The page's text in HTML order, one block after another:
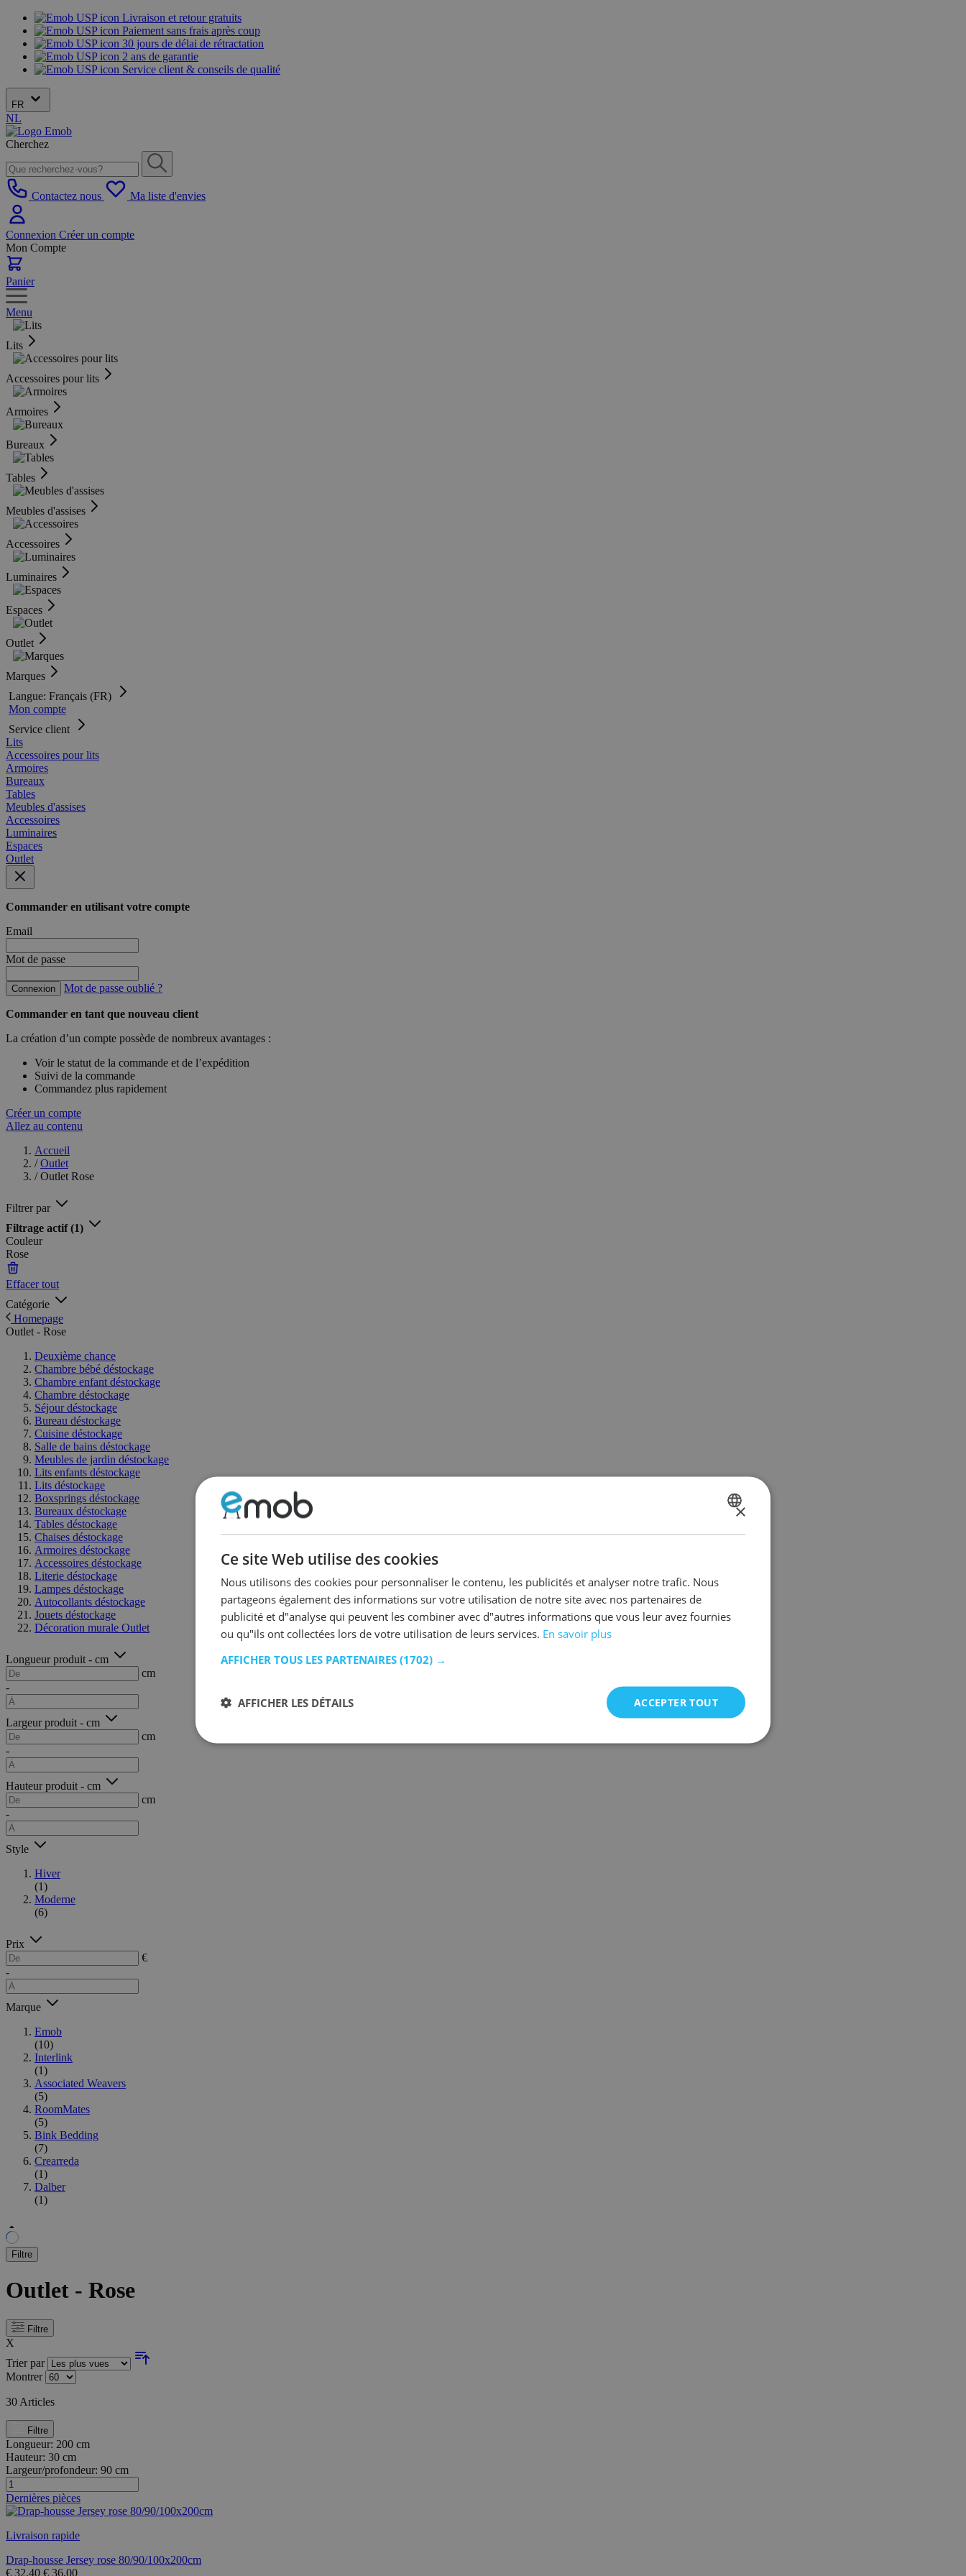
Livraison et retour gratuits
Paiement sans frais après coup
30 jours de délai de rétractation
2 ans de garantie
Service client & conseils de qualité
FR
NL
Cherchez
Contactez nous Ma liste d'envies
Connexion Créer un compte
Mon Compte
Panier
Menu
Lits
Accessoires pour lits
Armoires
Bureaux
Tables
Meubles d'assises
Accessoires
Luminaires
Espaces
Outlet
Marques
Langue: Français (FR)
Mon compte
Service client
Lits
Accessoires pour lits
Armoires
Bureaux
Tables
Meubles d'assises
Accessoires
Luminaires
Espaces
Outlet
Commander en utilisant votre compte
Email
Mot de passe
Connexion Mot de passe oublié ?
Commander en tant que nouveau client
La création d’un compte possède de nombreux avantages :
Voir le statut de la commande et de l’expédition
Suivi de la commande
Commandez plus rapidement
Créer un compte
Allez au contenu
Accueil
/ Outlet
/ Outlet Rose
Filtrer par
Filtrage actif(1)
Couleur
Rose
Effacer tout
Catégorie
Homepage
Outlet - Rose
Deuxième chance
Chambre bébé déstockage
Chambre enfant déstockage
Chambre déstockage
Séjour déstockage
Bureau déstockage
Cuisine déstockage
Salle de bains déstockage
Meubles de jardin déstockage
Lits enfants déstockage
Lits déstockage
Boxsprings déstockage
Bureaux déstockage
Tables déstockage
Chaises déstockage
Armoires déstockage
Accessoires déstockage
Literie déstockage
Lampes déstockage
Autocollants déstockage
Jouets déstockage
Décoration murale Outlet
Longueur produit - cm
cm
-
Largeur produit - cm
cm
-
Hauteur produit - cm
cm
-
Style
Hiver
(1)
Moderne
(6)
Prix
€
-
Marque
Emob
(10)
Interlink
(1)
Associated Weavers
(5)
RoomMates
(5)
Bink Bedding
(7)
Crearreda
(1)
Dalber
(1)
Filtre
Outlet - Rose
Filtre
X
Trier par
Montrer
30 Articles
Filtre
Longueur: 200 cm
Hauteur: 30 cm
Largeur/profondeur: 90 cm
Dernières pièces
Livraison rapide
Drap-housse Jersey rose 80/90/100x200cm
€ 32,40 € 36,00
×
Ce site Web utilise des cookies
Nous utilisons des cookies pour personnaliser le contenu, les publicités et analyser notre trafic. Nous
partageons également des informations sur votre utilisation de notre site avec nos partenaires de
publicité et d"analyse qui peuvent les combiner avec d"autres informations que vous leur avez fournies
ou qu"ils ont collectées lors de votre utilisation de leurs services. En savoir plus
AFFICHER TOUS LES PARTENAIRES (1702) →
ACCEPTER TOUT
AFFICHER LES DÉTAILS